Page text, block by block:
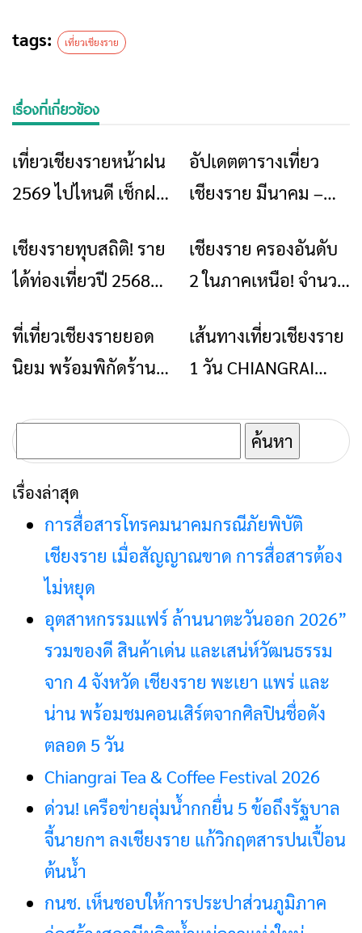
tags: เที่ยวเชียงราย
เรื่องที่เกี่ยวข้อง
ท่องเที่ยว
เที่ยวเชียงรายหน้าฝน
2569 ไปไหนดี เช็กฝน
เชียงรายอีกมุม
ข่าวเชียงราย ท่องเที่ยว
อัปเดตตารางเที่ยว
เชียงราย มีนาคม –
เยอะ กิจกรรมแน่น
ตลอด 3 เดือน!
ข่าวเชียงราย
เชียงรายทุบสถิติ! ราย
ได้ท่องเที่ยวปี 2568
ติดท็อป 9 ประเทศ
เตรียมรุกกลยุทธ์ปี 69
ข่าวเชียงราย
เชียงราย ครองอันดับ
2 ในภาคเหนือ! จำนวน
สูงที่สุด ปี 2568
ท่องเที่ยว
ที่เที่ยวเชียงรายยอด
นิยม พร้อมพิกัดร้าน
ท่องเที่ยว
เส้นทางเที่ยวเชียงราย
1 วัน CHIANGRAI
ค้นหา
สำหรับ:
เรื่องล่าสุด
การสื่อสารโทรคมนาคมกรณีภัยพิบัติ
เชียงราย เมื่อสัญญาณขาด การสื่อสารต้อง
ไม่หยุด
อุตสาหกรรมแฟร์ ล้านนาตะวันออก 2026”
รวมของดี สินค้าเด่น และเสน่ห์วัฒนธรรม
จาก 4 จังหวัด เชียงราย พะเยา แพร่ และ
น่าน พร้อมชมคอนเสิร์ตจากศิลปินชื่อดัง
ตลอด 5 วัน
Chiangrai Tea & Coffee Festival 2026
ด่วน! เครือข่ายลุ่มน้ำกกยื่น 5 ข้อถึงรัฐบาล
จี้นายกฯ ลงเชียงราย แก้วิกฤตสารปนเปื้อน
ต้นน้ำ
กนช. เห็นชอบให้การประปาส่วนภูมิภาค